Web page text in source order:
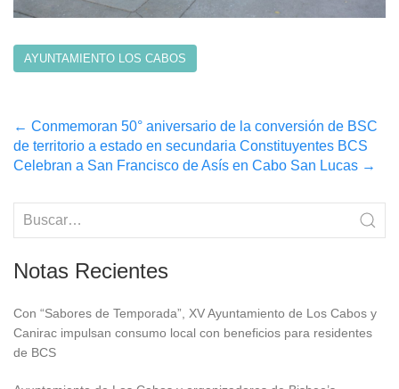
AYUNTAMIENTO LOS CABOS
Post
navigation
← Conmemoran 50° aniversario de la conversión de BSC
de territorio a estado en secundaria Constituyentes BCS
Celebran a San Francisco de Asís en Cabo San Lucas →
Notas Recientes
Con “Sabores de Temporada”, XV Ayuntamiento de Los Cabos y
Canirac impulsan consumo local con beneficios para residentes
de BCS